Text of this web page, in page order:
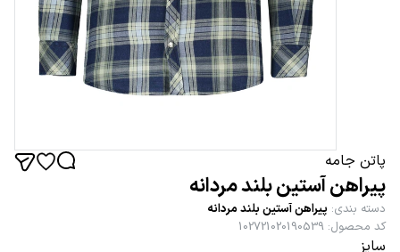
پاتن جامه
پیراهن آستین بلند مردانه
دسته بندی: پیراهن آستین بلند مردانه
کد محصول:
102721020190539
سایز